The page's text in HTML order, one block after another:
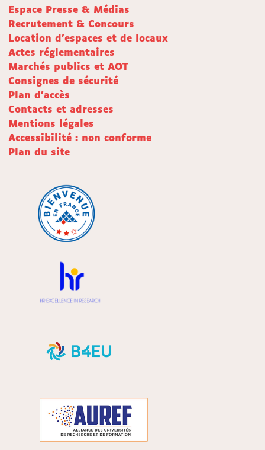
Espace Presse & Médias
Recrutement & Concours
Location d'espaces et de locaux
Actes réglementaires
Marchés publics et AOT
Consignes de sécurité
Plan d'accès
Contacts et adresses
Mentions légales
Accessibilité : non conforme
Plan du site